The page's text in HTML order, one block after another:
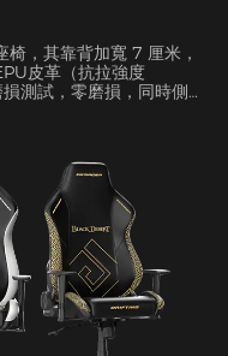
，其靠背加寬 7 厘米，
皮革（抗拉強度
測試，零磨損，同時側面